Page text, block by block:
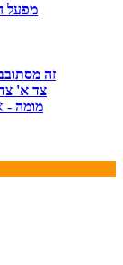
מפעל
זה
צד א'
מומה -